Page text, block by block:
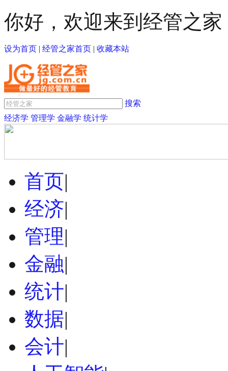
你好，欢迎来到经管之家
设为首页 | 经管之家首页 | 收藏本站
搜索
经济学 管理学 金融学 统计学
首页|
经济|
管理|
金融|
统计|
数据|
会计|